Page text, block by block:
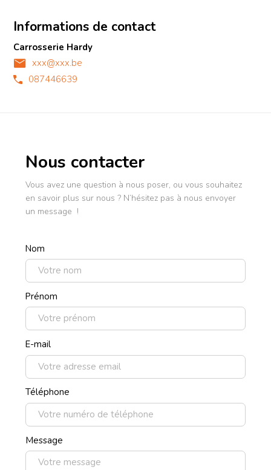
Informations de contact
Carrosserie Hardy
xxx@xxx.be
087446639
Nous contacter
Vous avez une question à nous poser, ou vous souhaitez
en savoir plus sur nous ? N’hésitez pas à nous envoyer
un message !
Nom
Prénom
E-mail
Téléphone
Message